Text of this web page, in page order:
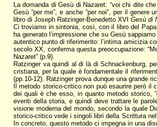
La domanda di Gesù di Nazaret: “voi chi dite
Gesù “per me”, e anche “per noi”, per il
libro di Joseph Ratzinger-Benedetto XVI Gesù di
Ci troviamo in sintonia, così, con il libro del
ha generato l’impressione che su Gesù
autentico punto di riferimento: l’intima amicizia
secolo XX, conferma questa preoccupazione:
Nazaret” (p.9).
Ratzinger va quindi al di là di Schnackenburg,
cristiana, per la quale è fondamentale il
(pp.10-12). Ratzinger prova dunque una grande
Il metodo storico-critico non può esaurire però
dei quali è che esso, in quanto metodo storico,
eventi della storia, e quindi deve trattare le
visione moderna del mondo, secondo la quale
storico-critico vede i singoli libri della Scrittura
In concreto, questo metodo ci impegna in una